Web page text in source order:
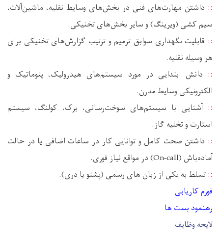
:: داشتن مهارت‌های فنی در بخش‌های وسایط نقلیه، ماشین‌آلات،
سیم‌ کشی (ویرینگ) و سایر بخش‌های تخنیکی.
:: قابلیت نگهداری سوابق ترمیم و ترتیب گزارش‌های تخنیکی برای
هر وسیله نقلیه.
:: دانش ابتدایی در مورد سیستم‌های هیدرولیک، پنوماتیک و
الکترونیکی وسایط مدرن.
:: آشنایی با سیستم‌های سوخت‌رسانی، برک، کولنگ، سیستم
استارت و تخلیه گاز.
:: داشتن صحت کامل و توانایی کار در ساعات اضافی یا در حالت
آماده‌باش (On-call) در مواقع نیاز فوری.
::تسلط به یکی از زبان ‌های رسمی (پشتو یا دری).
فورم کاریابی
رهنمود بست ها
لایحه وظایف